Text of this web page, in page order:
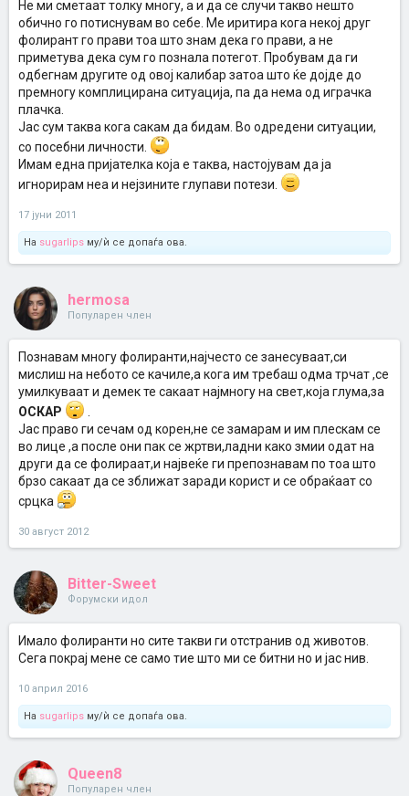
Не ми сметаат толку многу, а и да се случи такво нешто
обично го потиснувам во себе. Ме иритира кога некој друг
фолирант го прави тоа што знам дека го прави, а не
приметува дека сум го познала потегот. Пробувам да ги
одбегнам другите од овој калибар затоа што ќе дојде до
премногу комплицирана ситуација, па да нема од играчка
плачка.
Јас сум таква кога сакам да бидам. Во одредени ситуации,
со посебни личности.
Имам една пријателка која е таква, настојувам да ја
игнорирам неа и нејзините глупави потези.
17 јуни 2011
На sugarlips му/ѝ се допаѓа ова.
hermosa
Популарен член
Познавам многу фолиранти,најчесто се занесуваат,си
мислиш на небото се качиле,а кога им требаш одма трчат ,се
умилкуваат и демек те сакаат најмногу на свет,која глума,за
ОСКАР
Јас право ги сечам од корен,не се замарам и им плескам се
во лице ,а после они пак се жртви,ладни како змии одат на
други да се фолираат,и највеќе ги препознавам по тоа што
брзо сакаат да се зближат заради корист и се обраќаат со
срцка
30 август 2012
Bitter-Sweet
Форумски идол
Имало фолиранти но сите такви ги отстранив од животов.
Сега покрај мене се само тие што ми се битни но и јас нив.
10 април 2016
На sugarlips му/ѝ се допаѓа ова.
Queen8
Популарен член